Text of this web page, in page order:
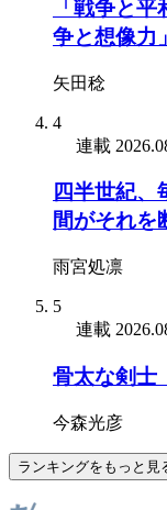
「戦争と
争と想像力」
矢田稔
4
連載
四半世紀、
間がそれを
雨宮処凛
5
連載
骨太な剣
今森光彦
ランキングをもっと見